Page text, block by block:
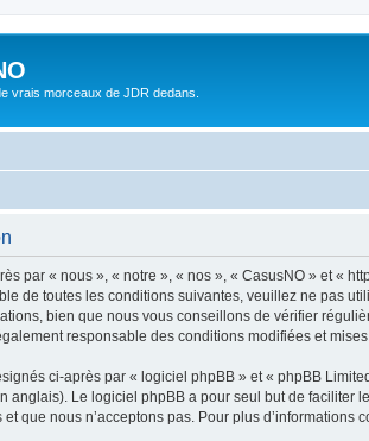
vrais morceaux de JDR dedans.
par « nous », « notre », « nos », « CasusNO » et «
de toutes les conditions suivantes, veuillez ne pas
bien que nous vous conseillons de vérifier
responsable des conditions modifiées et mises
ci-après par « logiciel phpBB » et « phpBB
anglais). Le logiciel phpBB a pour seul but de faciliter
que nous n’acceptons pas. Pour plus d’informations